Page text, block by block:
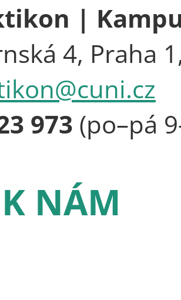
|
4, Praha
973 (po–pá
NÁM